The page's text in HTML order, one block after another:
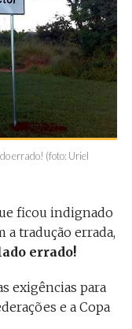
errado! (foto: Uriel
ficou indignado
a tradução errada,
errado!
exigências para
e a Copa